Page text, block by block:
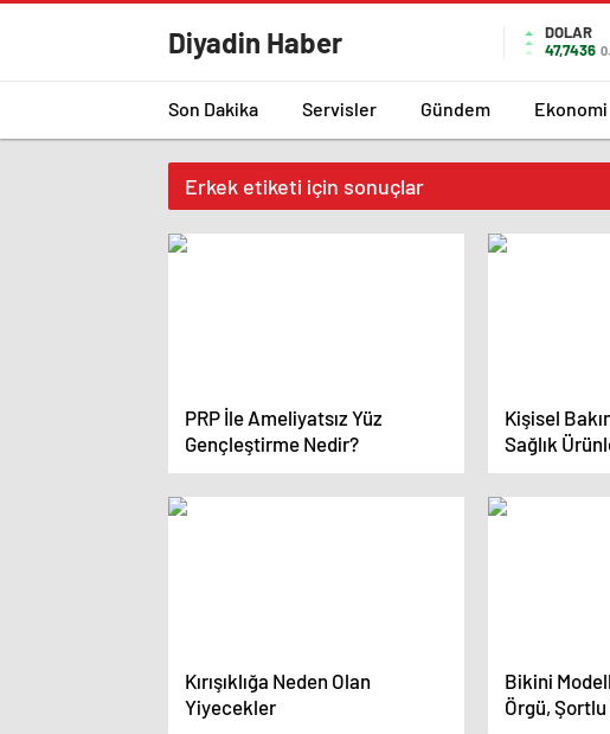
Diyadin Haber
DOLAR
47,7436
Son Dakika Servisler Gündem Ekonomi
Erkek etiketi için sonuçlar
PRP İle Ameliyatsız Yüz
Gençleştirme Nedir?
Kişisel
Sağlık
Varan
Kırışıklığa Neden Olan
Yiyecekler
Bikini
Örgü,